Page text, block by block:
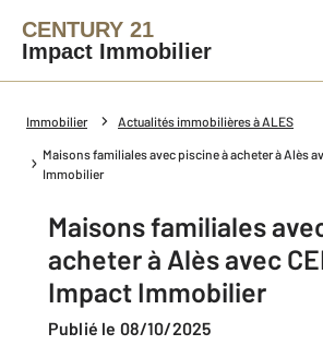
CENTURY 21
Impact Immobilier
Immobilier Actualités immobilières à ALES
Maisons familiales avec piscine à acheter à Alès
Immobilier
Maisons familiales
acheter à Alès avec
Impact Immobilier
Publié le 08/10/2025